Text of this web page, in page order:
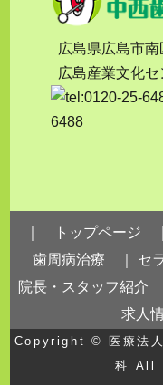
広島県広島市
広島産業文化セ
｜ トップページ ｜
歯周病治療 ｜
セ
院長・スタッフ紹介
求人
Copyright © 医療法
科
All